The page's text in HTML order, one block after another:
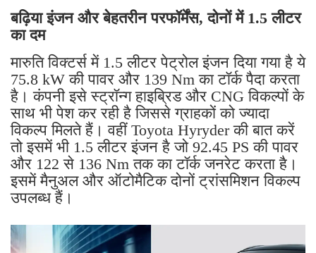
बढ़िया इंजन और बेहतरीन परफॉर्मेंस, दोनों में 1.5 लीटर
का दम
मारुति विक्टर्स में 1.5 लीटर पेट्रोल इंजन दिया गया है ये
75.8 kW की पावर और 139 Nm का टॉर्क पैदा करता
है। कंपनी इसे स्ट्रॉन्ग हाइब्रिड और CNG विकल्पों के
साथ भी पेश कर रही है जिससे ग्राहकों को ज्यादा
विकल्प मिलते हैं। वहीं Toyota Hyryder की बात करें
तो इसमें भी 1.5 लीटर इंजन है जो 92.45 PS की पावर
और 122 से 136 Nm तक का टॉर्क जनरेट करता है।
इसमें मैनुअल और ऑटोमैटिक दोनों ट्रांसमिशन विकल्प
उपलब्ध हैं।